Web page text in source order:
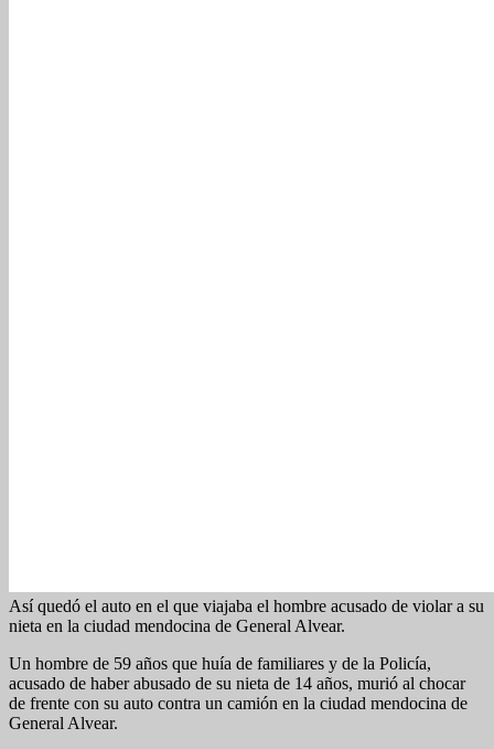
Así quedó el auto en el que viajaba el hombre acusado de violar a su
nieta en la ciudad mendocina de General Alvear.
Un hombre de 59 años que huía de familiares y de la Policía,
acusado de haber abusado de su nieta de 14 años, murió al chocar
de frente con su auto contra un camión en la ciudad mendocina de
General Alvear.